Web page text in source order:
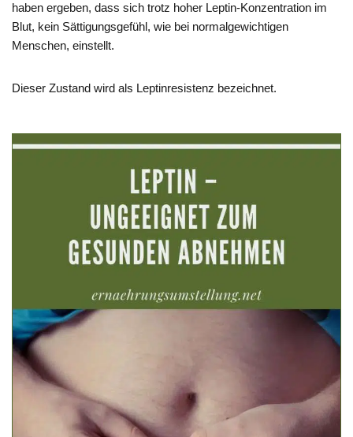
haben ergeben, dass sich trotz hoher Leptin-Konzentration im
Blut, kein Sättigungsgefühl, wie bei normalgewichtigen
Menschen, einstellt.
Dieser Zustand wird als Leptinresistenz bezeichnet.